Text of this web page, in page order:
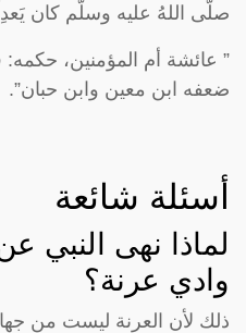
صلَّى اللهُ عليه وسلَّم كان
” عائشة أم المؤمنين،
ضعفه ابن معين وابن حبان”.
أسئلة شائعة
لماذا نهى النبي
وادي عرنة؟
ذلك لأن العرنة ليست من